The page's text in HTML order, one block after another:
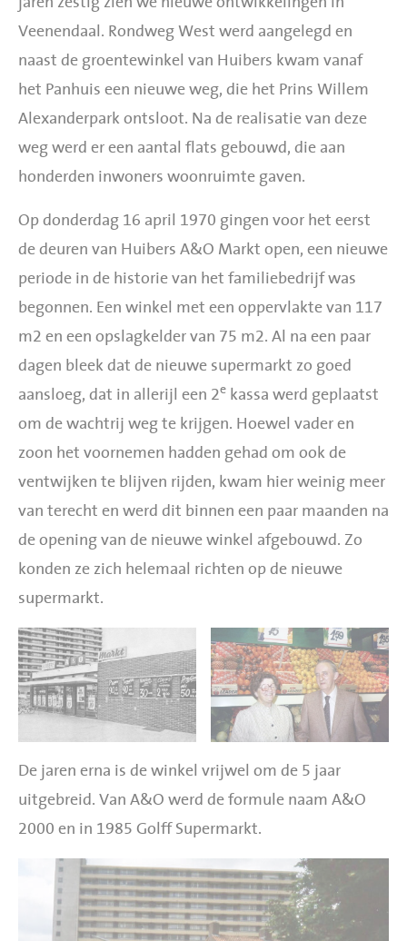
Veenendaal. Rondweg West werd aangelegd en
naast de groentewinkel van Huibers kwam vanaf
het Panhuis een nieuwe weg, die het Prins Willem
Alexanderpark ontsloot. Na de realisatie van deze
weg werd er een aantal flats gebouwd, die aan
honderden inwoners woonruimte gaven.
Op donderdag 16 april 1970 gingen voor het eerst
de deuren van Huibers A&O Markt open, een nieuwe
periode in de historie van het familiebedrijf was
begonnen. Een winkel met een oppervlakte van 117
m2 en een opslagkelder van 75 m2. Al na een paar
dagen bleek dat de nieuwe supermarkt zo goed
aansloeg, dat in allerijl een 2e kassa werd geplaatst
om de wachtrij weg te krijgen. Hoewel vader en
zoon het voornemen hadden gehad om ook de
ventwijken te blijven rijden, kwam hier weinig meer
van terecht en werd dit binnen een paar maanden na
de opening van de nieuwe winkel afgebouwd. Zo
konden ze zich helemaal richten op de nieuwe
supermarkt.
De jaren erna is de winkel vrijwel om de 5 jaar
uitgebreid. Van A&O werd de formule naam A&O
2000 en in 1985 Golff Supermarkt.